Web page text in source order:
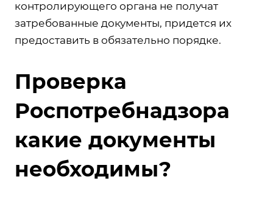
контролирующего органа не получат
затребованные документы, придется их
предоставить в обязательно порядке.
Проверка
Роспотребнадзора
какие документы
необходимы?